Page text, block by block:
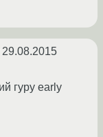
29.08.2015
гуру early